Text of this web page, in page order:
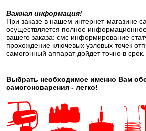
Важная информация!
При заказе в нашем интернет-магазине
осуществляется полное
вашего заказа: смс информирование
прохождение ключевых узловых точек
самогонный аппарат дойдет точно в срок.
Выбрать необходимое именно Вам
самогоноварения - легко!